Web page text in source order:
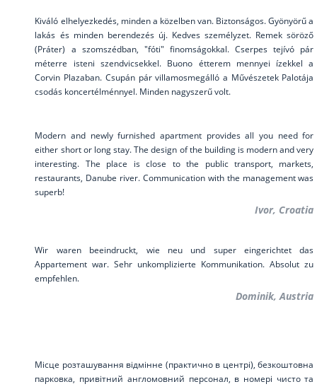
Kiváló elhelyezkedés, minden a közelben van. Biztonságos. Gyönyörű a
lakás és minden berendezés új. Kedves személyzet. Remek söröző
(Práter) a szomszédban, "fóti" finomságokkal. Cserpes tejívó pár
méterre isteni szendvicsekkel. Buono étterem mennyei ízekkel a
Corvin Plazaban. Csupán pár villamosmegálló a Művészetek Palotája
csodás koncertélménnyel. Minden nagyszerű volt.
Modern and newly furnished apartment provides all you need for
either short or long stay. The design of the building is modern and very
interesting. The place is close to the public transport, markets,
restaurants, Danube river. Communication with the management was
superb!
Ivor, Croatia
Wir waren beeindruckt, wie neu und super eingerichtet das
Appartement war. Sehr unkomplizierte Kommunikation. Absolut zu
empfehlen.
Dominik, Austria
Місце розташування відмінне (практично в центрі), безкоштовна
парковка, привітний англомовний персонал, в номері чисто та